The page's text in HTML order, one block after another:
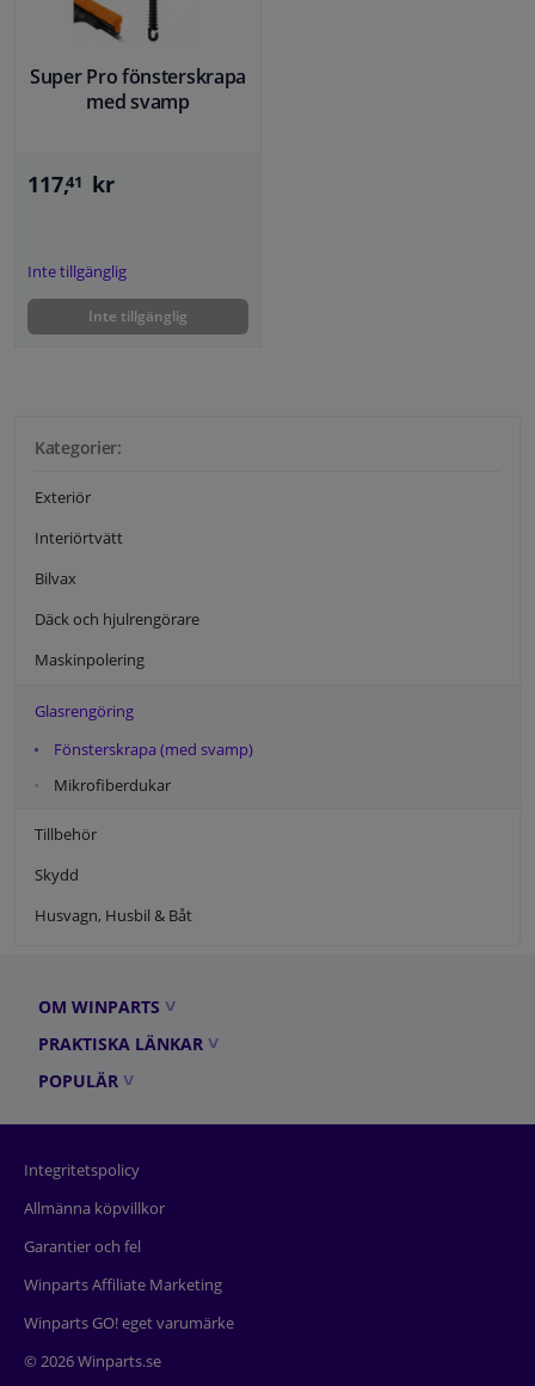
Kategorier:
Exteriör
Interiörtvätt
Bilvax
Däck och hjulrengörare
Maskinpolering
Glasrengöring
Fönsterskrapa (med svamp)
Mikrofiberdukar
Tillbehör
Skydd
Husvagn, Husbil & Båt
Super Pro fönsterskrapa
med svamp
117,41 kr
Inte tillgänglig
Inte tillgänglig
OM WINPARTS
PRAKTISKA LÄNKAR
POPULÄR
Integritetspolicy
Allmänna köpvillkor
Garantier och fel
Winparts Affiliate Marketing
Winparts GO! eget varumärke
© 2026 Winparts.se